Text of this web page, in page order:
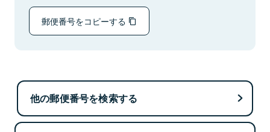
郵便番号をコピーする
他の郵便番号を検索する